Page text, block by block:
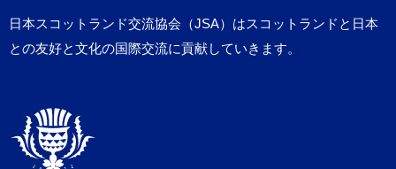
日本スコットランド交流協会（JSA）はスコットランドと日本
との友好と文化の国際交流に貢献していきます。